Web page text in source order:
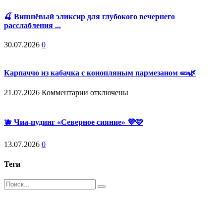
🍒 Вишнёвый эликсир для глубокого вечернего
расслабления ...
30.07.2026 0
Карпаччо из кабачка с конопляным пармезаном 🥒🌿
21.07.2026 Комментарии к
кабачка
отключены
🫐 Чиа-пудинг «Северное сияние» 💜🩷
13.07.2026 0
Теги
Поиск